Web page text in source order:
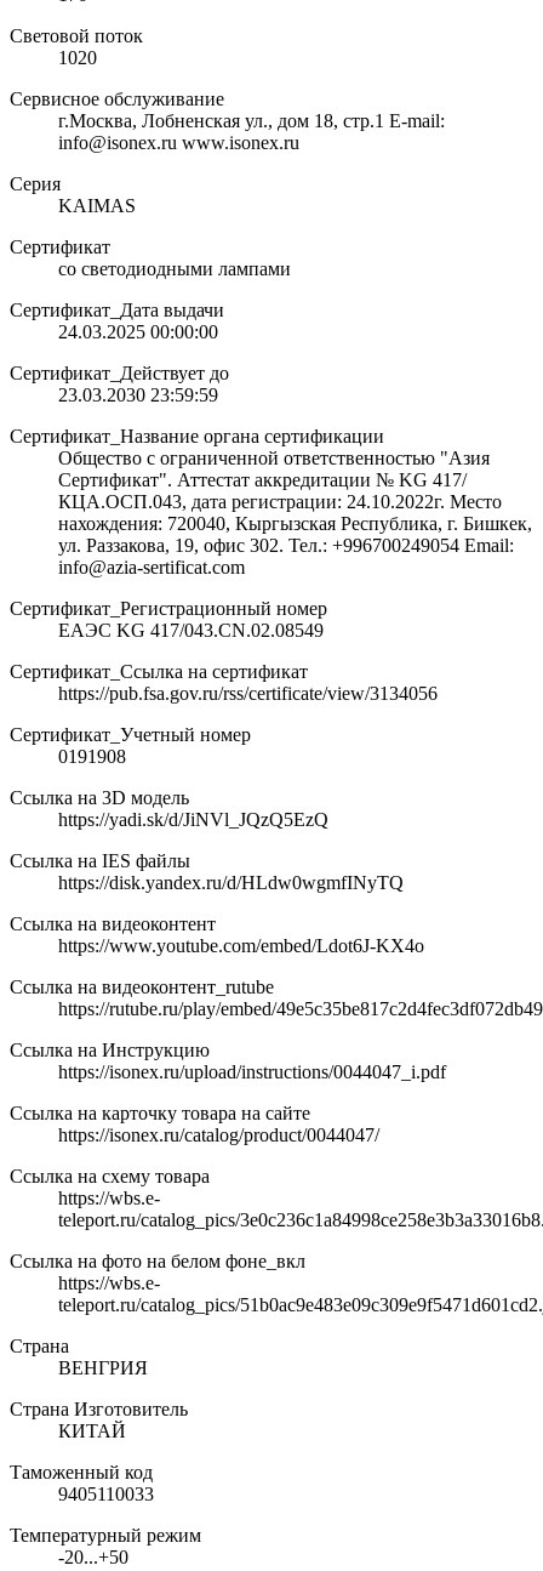
Световой поток
1020
Сервисное обслуживание
г.Москва, Лобненская ул., дом 18, стр.1 E-mail:
info@isonex.ru www.isonex.ru
Серия
KAIMAS
Сертификат
со светодиодными лампами
Сертификат_Дата выдачи
24.03.2025 00:00:00
Сертификат_Действует до
23.03.2030 23:59:59
Сертификат_Название органа сертификации
Общество с ограниченной ответственностью "Азия
Сертификат". Аттестат аккредитации № KG 417/
КЦА.ОСП.043, дата регистрации: 24.10.2022г. Место
нахождения: 720040, Кыргызская Республика, г. Бишкек,
ул. Раззакова, 19, офис 302. Тел.: +996700249054 Email:
info@azia-sertificat.com
Сертификат_Регистрационный номер
ЕАЭС KG 417/043.CN.02.08549
Сертификат_Ссылка на сертификат
https://pub.fsa.gov.ru/rss/certificate/view/3134056
Сертификат_Учетный номер
0191908
Ссылка на 3D модель
https://yadi.sk/d/JiNVl_JQzQ5EzQ
Ссылка на IES файлы
https://disk.yandex.ru/d/HLdw0wgmfINyTQ
Ссылка на видеоконтент
https://www.youtube.com/embed/Ldot6J-KX4o
Ссылка на видеоконтент_rutube
https://rutube.ru/play/embed/
Ссылка на Инструкцию
https://isonex.ru/upload/instructions/0044047_i.pdf
Ссылка на карточку товара на сайте
https://isonex.ru/catalog/product/0044047/
Ссылка на схему товара
https://wbs.e-
teleport.ru/catalog_pics/
Ссылка на фото на белом фоне_вкл
https://wbs.e-
teleport.ru/catalog_pics/
Страна
ВЕНГРИЯ
Страна Изготовитель
КИТАЙ
Таможенный код
9405110033
Температурный режим
-20...+50